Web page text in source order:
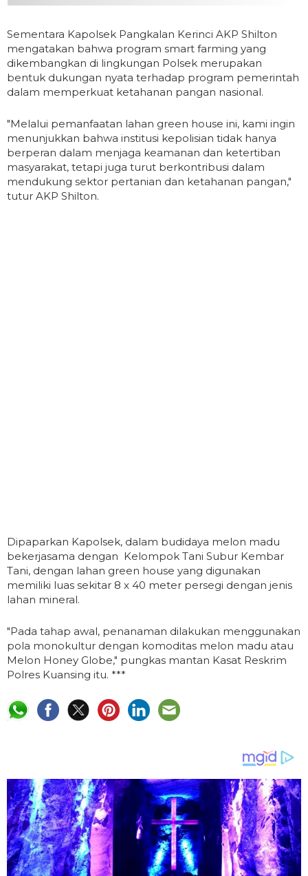
Sementara Kapolsek Pangkalan Kerinci AKP Shilton
mengatakan bahwa program smart farming yang
dikembangkan di lingkungan Polsek merupakan
bentuk dukungan nyata terhadap program pemerintah
dalam memperkuat ketahanan pangan nasional.
"Melalui pemanfaatan lahan green house ini, kami ingin
menunjukkan bahwa institusi kepolisian tidak hanya
berperan dalam menjaga keamanan dan ketertiban
masyarakat, tetapi juga turut berkontribusi dalam
mendukung sektor pertanian dan ketahanan pangan,"
tutur AKP Shilton.
Dipaparkan Kapolsek, dalam budidaya melon madu
bekerjasama dengan Kelompok Tani Subur Kembar
Tani, dengan lahan green house yang digunakan
memiliki luas sekitar 8 x 40 meter persegi dengan jenis
lahan mineral.
"Pada tahap awal, penanaman dilakukan menggunakan
pola monokultur dengan komoditas melon madu atau
Melon Honey Globe," pungkas mantan Kasat Reskrim
Polres Kuansing itu. ***